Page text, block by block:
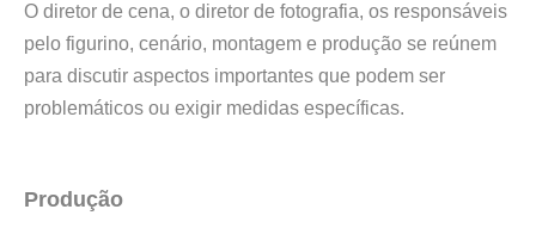
O diretor de cena, o diretor de fotografia, os responsáveis
pelo figurino, cenário, montagem e produção se reúnem
para discutir aspectos importantes que podem ser
problemáticos ou exigir medidas específicas.
Produção